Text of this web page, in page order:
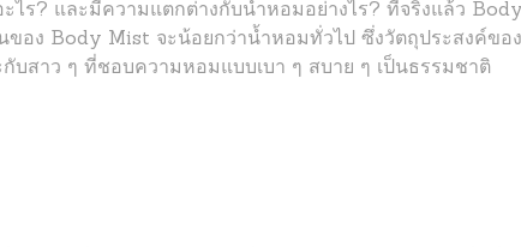
ไร? และมีความแตกต่างกับน้ำหอมอย่างไร? ที่จริงแล้ว
อง Body Mist จะน้อยกว่าน้ำหอมทั่วไป ซึ่งวัตถุประสงค์ข
บสาว ๆ ที่ชอบความหอมแบบเบา ๆ สบาย ๆ เป็นธรรมชาติ